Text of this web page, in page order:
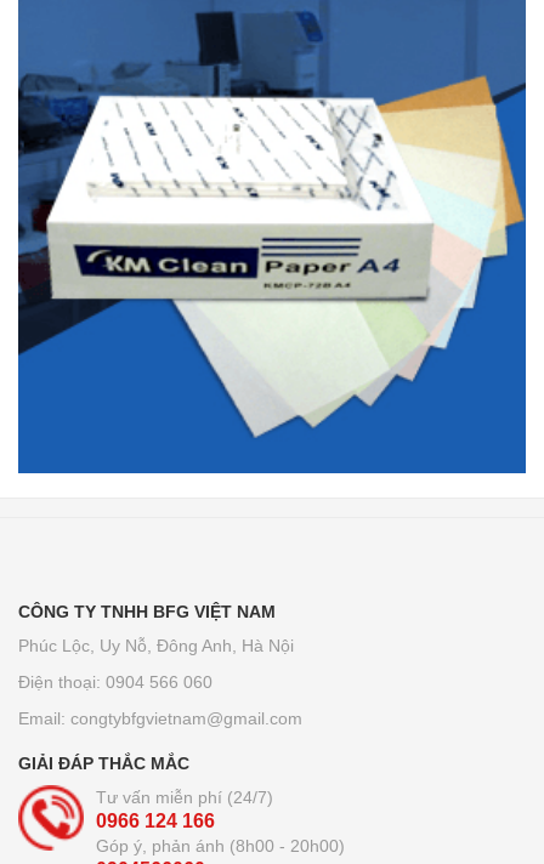
CÔNG TY TNHH BFG VIỆT NAM
Phúc Lộc, Uy Nỗ, Đông Anh, Hà Nội
Điện thoại: 0904 566 060
Email: congtybfgvietnam@gmail.com
GIẢI ĐÁP THẮC MẮC
Tư vấn miễn phí (24/7)
0966 124 166
Góp ý, phản ánh (8h00 - 20h00)